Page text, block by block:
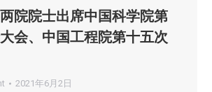
院院士出席中国科学院第
会、中国工程院第十五次
2021年6月2日